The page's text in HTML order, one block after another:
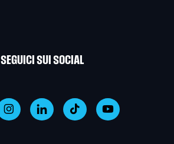
SEGUICI SUI SOCIAL